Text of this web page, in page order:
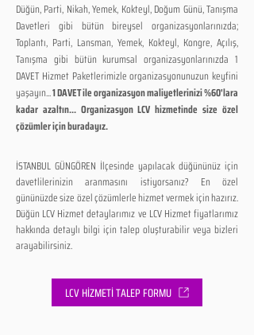
Düğün, Parti, Nikah, Yemek, Kokteyl, Doğum Günü, Tanışma
Davetleri gibi bütün bireysel organizasyonlarınızda;
Toplantı, Parti, Lansman, Yemek, Kokteyl, Kongre, Açılış,
Tanışma gibi bütün kurumsal organizasyonlarınızda 1
DAVET Hizmet Paketlerimizle organizasyonunuzun keyfini
yaşayın...1 DAVET ile organizasyon maliyetlerinizi %60'lara
kadar azaltın... Organizasyon LCV hizmetinde size özel
çözümler için buradayız.
İSTANBUL GÜNGÖREN İlçesinde yapılacak düğününüz için
davetlilerinizin aranmasını istiyorsanız? En özel
gününüzde size özel çözümlerle hizmet vermek için hazırız.
Düğün LCV Hizmet detaylarımız ve LCV Hizmet fiyatlarımız
hakkında detaylı bilgi için talep oluşturabilir veya bizleri
arayabilirsiniz.
LCV HİZMETİ TALEP FORMU